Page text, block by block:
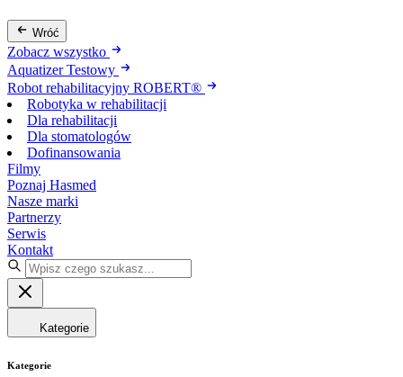
Wróć
Zobacz wszystko
Aquatizer Testowy
Robot rehabilitacyjny ROBERT®
Robotyka w rehabilitacji
Dla rehabilitacji
Dla stomatologów
Dofinansowania
Filmy
Poznaj Hasmed
Nasze marki
Partnerzy
Serwis
Kontakt
Kategorie
Kategorie